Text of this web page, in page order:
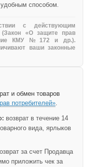
способом.
с действующим
(Закон «О защите прав
КМУ №172 и др.).
ваши законные
и обмен товаров
потребителей»
возврат в течение 14
вида, ярлыков
за счет Продавца
приложить чек за